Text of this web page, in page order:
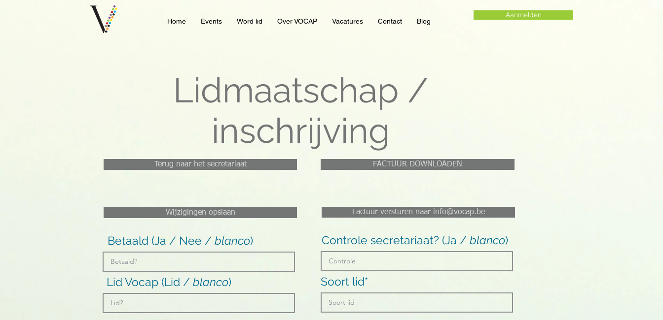
Home Events Word lid Over VOCAP Vacatures Contact Blog
Aanmelden
Lidmaatschap /
inschrijving
Terug naar het secretariaat FACTUUR DOWNLOADEN
Wijzigingen opslaan
Betaald (Ja / Nee / blanco)
Lid Vocap (Lid / blanco)
Factuur versturen naar info@vocap.be
Controle secretariaat? (Ja / blanco)
Soort lid*